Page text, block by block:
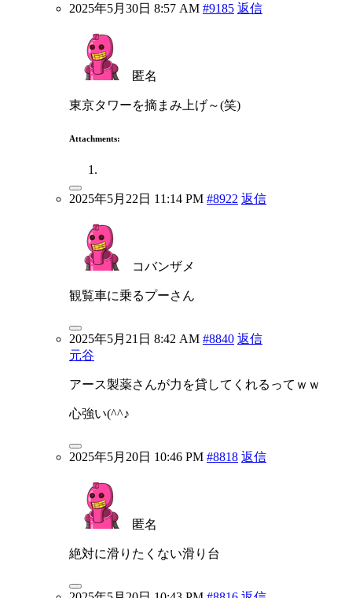
2025年5月30日 8:57 AM #9185 返信
匿名
東京タワーを摘まみ上げ～(笑)
Attachments:
2025年5月22日 11:14 PM #8922 返信
コバンザメ
観覧車に乗るプーさん
2025年5月21日 8:42 AM #8840 返信
元谷
アース製薬さんが力を貸してくれるってｗｗ
心強い(^^♪
2025年5月20日 10:46 PM #8818 返信
匿名
絶対に滑りたくない滑り台